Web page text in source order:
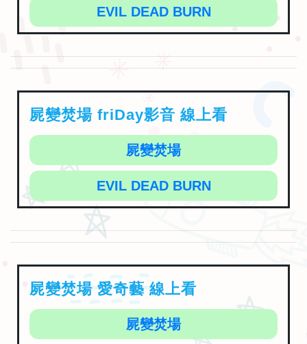
EVIL DEAD BURN
屍變焚場 friDay影音 線上看
屍變焚場
EVIL DEAD BURN
屍變焚場 愛奇藝 線上看
屍變焚場